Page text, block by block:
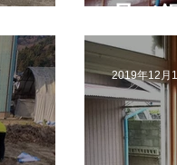
号（
2019年12月